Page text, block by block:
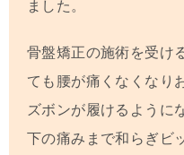
ました。
骨盤矯正の施術を受け
ても腰が痛くなくなり
ズボンが履けるように
下の痛みまで和らぎビ